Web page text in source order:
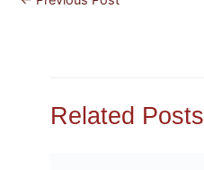
Related Posts